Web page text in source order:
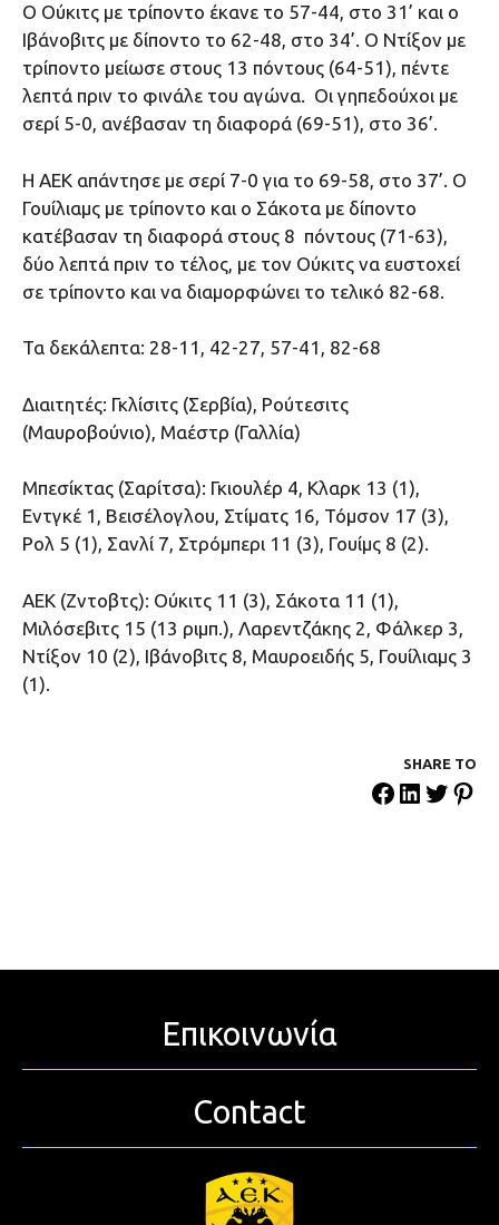
Ο Ούκιτς με τρίποντο έκανε το 57-44, στο 31’ και ο
Ιβάνοβιτς με δίποντο το 62-48, στο 34’. Ο Ντίξον με
τρίποντο μείωσε στους 13 πόντους (64-51), πέντε
λεπτά πριν το φινάλε του αγώνα. Οι γηπεδούχοι με
σερί 5-0, ανέβασαν τη διαφορά (69-51), στο 36’.
H AEK απάντησε με σερί 7-0 για το 69-58, στο 37’. Ο
Γουίλιαμς με τρίποντο και ο Σάκοτα με δίποντο
κατέβασαν τη διαφορά στους 8 πόντους (71-63),
δύο λεπτά πριν το τέλος, με τον Ούκιτς να ευστοχεί
σε τρίποντο και να διαμορφώνει το τελικό 82-68.
Τα δεκάλεπτα: 28-11, 42-27, 57-41, 82-68
Διαιτητές: Γκλίσιτς (Σερβία), Ρούτεσιτς
(Μαυροβούνιο), Μαέστρ (Γαλλία)
Μπεσίκτας (Σαρίτσα): Γκιουλέρ 4, Κλαρκ 13 (1),
Εντγκέ 1, Βεισέλογλου, Στίματς 16, Τόμσον 17 (3),
Ρολ 5 (1), Σανλί 7, Στρόμπερι 11 (3), Γουίμς 8 (2).
ΑΕΚ (Ζντοβτς): Ούκιτς 11 (3), Σάκοτα 11 (1),
Μιλόσεβιτς 15 (13 ριμπ.), Λαρεντζάκης 2, Φάλκερ 3,
Ντίξον 10 (2), Ιβάνοβιτς 8, Μαυροειδής 5, Γουίλιαμς 3
(1).
SHARE ΤΟ
Επικοινωνία
Contact